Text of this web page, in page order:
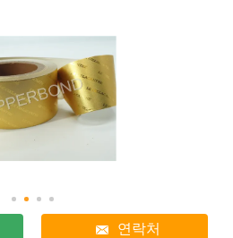
연락처